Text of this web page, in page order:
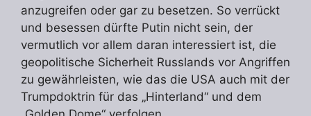
anzugreifen oder gar zu besetzen. So verrückt
und besessen dürfte Putin nicht sein, der
vermutlich vor allem daran interessiert ist, die
geopolitische Sicherheit Russlands vor Angriffen
zu gewährleisten, wie das die USA auch mit der
Trumpdoktrin für das „Hinterland“ und dem